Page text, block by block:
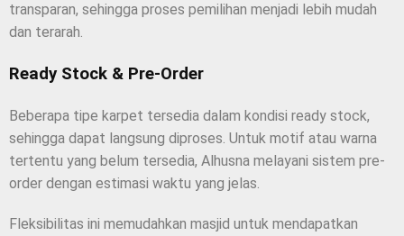
transparan, sehingga proses pemilihan menjadi lebih mudah
dan terarah.
Ready Stock & Pre-Order
Beberapa tipe karpet tersedia dalam kondisi ready stock,
sehingga dapat langsung diproses. Untuk motif atau warna
tertentu yang belum tersedia, Alhusna melayani sistem pre-
order dengan estimasi waktu yang jelas.
Fleksibilitas ini memudahkan masjid untuk mendapatkan